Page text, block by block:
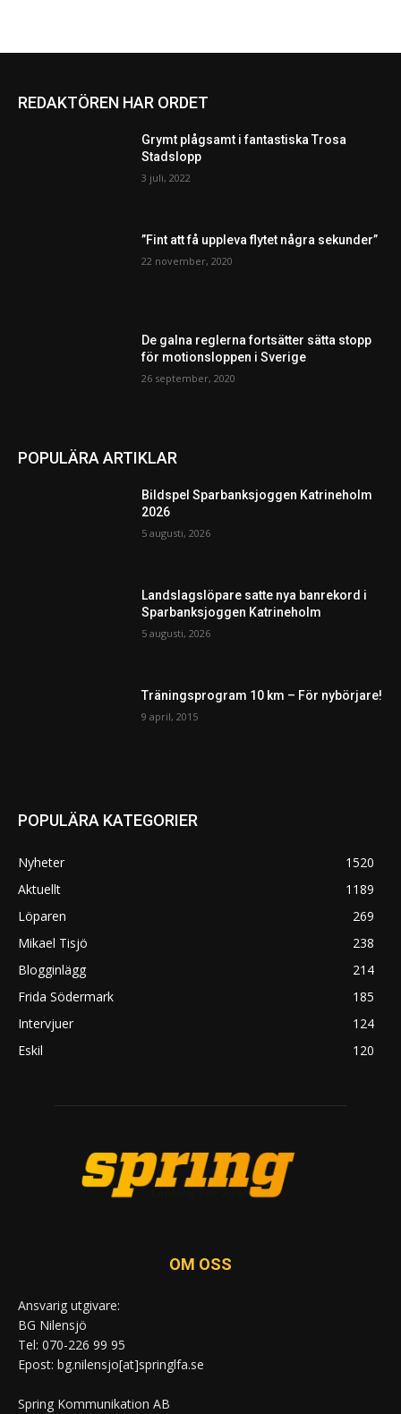
REDAKTÖREN HAR ORDET
Grymt plågsamt i fantastiska Trosa
Stadslopp
3 juli, 2022
”Fint att få uppleva flytet några sekunder”
22 november, 2020
De galna reglerna fortsätter sätta stopp
för motionsloppen i Sverige
26 september, 2020
POPULÄRA ARTIKLAR
Bildspel Sparbanksjoggen Katrineholm
2026
5 augusti, 2026
Landslagslöpare satte nya banrekord i
Sparbanksjoggen Katrineholm
5 augusti, 2026
Träningsprogram 10 km – För nybörjare!
9 april, 2015
POPULÄRA KATEGORIER
Nyheter
1520
Aktuellt
1189
Löparen
269
Mikael Tisjö
238
Blogginlägg
214
Frida Södermark
185
Intervjuer
124
Eskil
120
OM OSS
Ansvarig utgivare:
BG Nilensjö
Tel: 070-226 99 95
Epost: bg.nilensjo[at]springlfa.se
Spring Kommunikation AB